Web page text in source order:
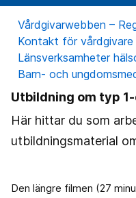
Vårdgivarwebben –
Kontakt för vårdgivare
Länsverksamheter
Barn- och
Utbildning om typ
Här hittar du som
utbildningsmaterial
Den längre filmen (27